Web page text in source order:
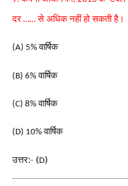
दर …… से अधिक नहीं हो सकती है।
(A) 5%वार्षिक
(B) 6%वार्षिक
(C) 8%वार्षिक
(D) 10%वार्षिक
उत्तर:- (D)